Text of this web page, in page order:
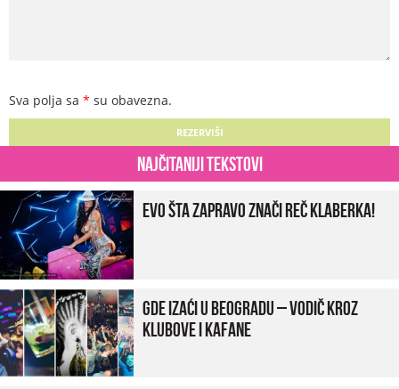
Sva polja sa * su obavezna.
Najčitaniji tekstovi
Evo šta zapravo znači reč klaberka!
Gde izaći u Beogradu – vodič kroz
klubove i kafane